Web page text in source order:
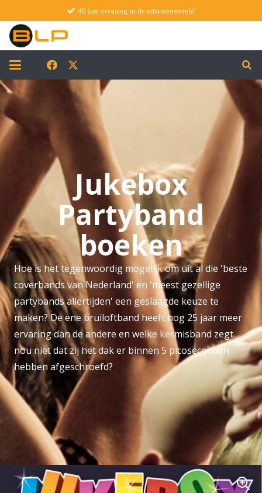
40 jaar ervaring in de artiestenwereld
Jukebox
Partyband
boeken
Hoe is het tegenwoordig mogelijk om uit al die 'beste
coverbands van Nederland' en 'meest gezellige
partybands allertijden' een geslaagde keuze te
maken? De ene bruiloftband heeft nog 25 jaar meer
ervaring dan de andere en welke kermisband zegt
nou niet dat zij het dak er binnen 5 picoseconden
hebben afgeschroefd?